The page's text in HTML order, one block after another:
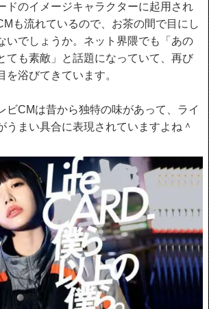
ドのイメージキャラクターに起用され
も流れているので、お茶の間で目にし
いでしょうか。ネット界隈でも「あの
ても素敵」と話題になっていて、再び
を浴びてきています。
ビCMは昔から独特の味があって、ライ
うまい具合に表現されていますよね＾